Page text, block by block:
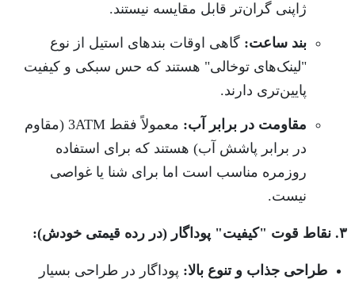
ژاپنی گران‌تر قابل مقایسه نیستند.
بند ساعت: گاهی اوقات بندهای استیل از نوع
"لینک‌های توخالی" هستند که حس سبکی و کیفیت
پایین‌تری دارند.
مقاومت در برابر آب:
معمولاً فقط 3ATM (مقاوم
در برابر پاشش آب) هستند که برای استفاده
روزمره مناسب است اما برای شنا یا غواصی
نیست.
۳. نقاط قوت "کیفیت" پوداگار (در رده قیمتی خودش):
طراحی جذاب و تنوع بالا: پوداگار در طراحی بسیار